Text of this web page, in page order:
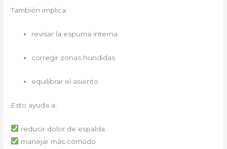
También implica:
revisar la espuma interna
corregir zonas hundidas
equilibrar el asiento
Esto ayuda a:
reducir dolor de espalda
manejar más cómodo